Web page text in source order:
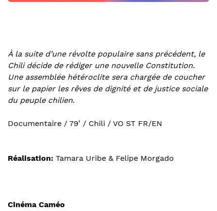
À la suite d’une révolte populaire sans précédent, le
Chili décide de rédiger une nouvelle Constitution.
Une assemblée hétéroclite sera chargée de coucher
sur le papier les rêves de dignité et de justice sociale
du peuple chilien.
Documentaire / 79′ / Chili / VO ST FR/EN
Réalisation: Tamara Uribe & Felipe Morgado
Cinéma Caméo